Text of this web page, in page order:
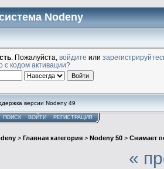
Nodeny
. Пожалуйста, войдите или
с кодом активации?
версии Nodeny 49
ПОИСК ВОЙТИ РЕГИСТРАЦИЯ
> Главная категория > Nodeny 50 > Снимает
«